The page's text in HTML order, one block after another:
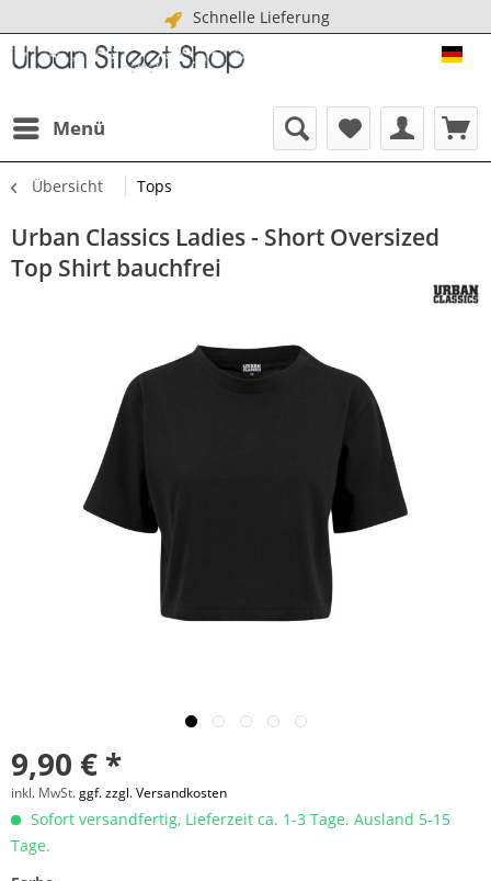
Schnelle Lieferung
Menü
Übersicht Tops
Urban Classics Ladies - Short Oversized
Top Shirt bauchfrei
9,90 € *
inkl. MwSt.ggf. zzgl. Versandkosten
Sofort versandfertig, Lieferzeit ca. 1-3 Tage. Ausland 5-15
Tage.